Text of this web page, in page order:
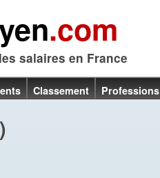
.com
salaires en France
Classement Professions